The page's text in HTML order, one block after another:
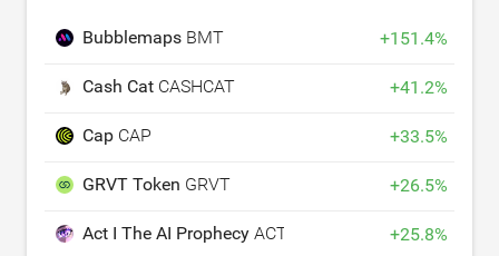
Bubblemaps BMT +151.4%
Cash Cat CASHCAT +41.2%
Cap CAP +33.5%
GRVT Token GRVT +26.5%
Act I The AI Prophecy ACT +25.8%